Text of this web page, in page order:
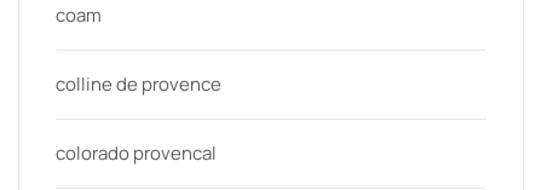
coam
colline de provence
colorado provencal